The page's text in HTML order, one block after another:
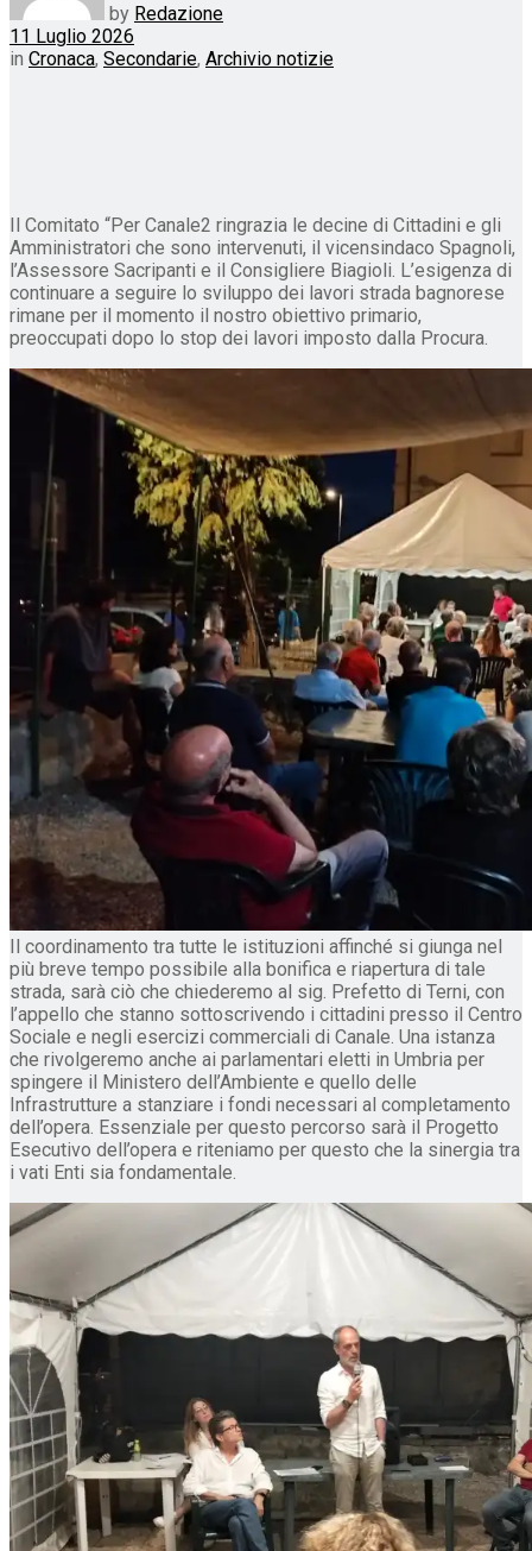
by Redazione
11 Luglio 2026
in Cronaca, Secondarie, Archivio notizie
Il Comitato “Per Canale2 ringrazia le decine di Cittadini e gli
Amministratori che sono intervenuti, il vicensindaco Spagnoli,
l’Assessore Sacripanti e il Consigliere Biagioli. L’esigenza di
continuare a seguire lo sviluppo dei lavori strada bagnorese
rimane per il momento il nostro obiettivo primario,
preoccupati dopo lo stop dei lavori imposto dalla Procura.
Il coordinamento tra tutte le istituzioni affinché si giunga nel
più breve tempo possibile alla bonifica e riapertura di tale
strada, sarà ciò che chiederemo al sig. Prefetto di Terni, con
l’appello che stanno sottoscrivendo i cittadini presso il Centro
Sociale e negli esercizi commerciali di Canale. Una istanza
che rivolgeremo anche ai parlamentari eletti in Umbria per
spingere il Ministero dell’Ambiente e quello delle
Infrastrutture a stanziare i fondi necessari al completamento
dell’opera. Essenziale per questo percorso sarà il Progetto
Esecutivo dell’opera e riteniamo per questo che la sinergia tra
i vati Enti sia fondamentale.